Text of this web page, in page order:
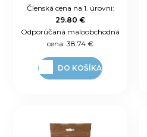
Členská cena na 1. úrovni:
29.80 €
Odporúčaná maloobchodná
cena:38.74 €
DO KOŠÍKA